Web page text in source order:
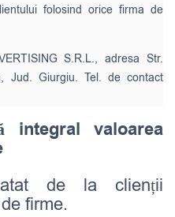
folosind orice firma de
S.R.L., adresa Str.
Jud. Giurgiu. Tel. de contact
integral valoarea
atat de la clienții
firme.